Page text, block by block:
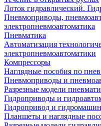
Лоток гидравлический.
Пневмоприводы,
электропневмоавтоматика
Пневматика
Автоматизация
электропневмоавтоматики
Компрессоры
Наглядные пособия по
Пневмоприводы и
Разрезные модели
Гидроприводы и
Гидропривод и
Планшеты и наглядные